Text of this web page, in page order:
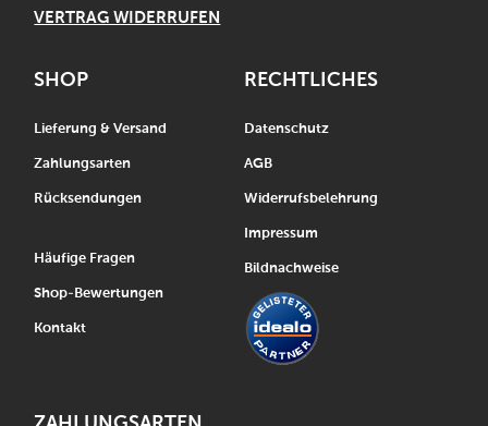
VERTRAG WIDERRUFEN
SHOP
Lieferung & Versand
Zahlungsarten
Rücksendungen
Häufige Fragen
Shop-Bewertungen
Kontakt
RECHTLICHES
Datenschutz
AGB
Widerrufsbelehrung
Impressum
Bildnachweise